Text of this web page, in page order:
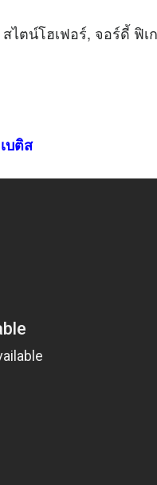
ไตน์โฮเฟอร์, จอร์ดี้ ฟิเ
บติส